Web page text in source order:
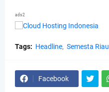
ads2
Tags: Headline Semesta Riau
Facebook